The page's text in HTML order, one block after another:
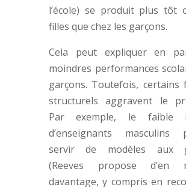
l’école) se produit plus tôt
filles que chez les garçons.
Cela peut expliquer en
moindres performances
garçons. Toutefois, certains
structurels aggravent le
Par exemple, le faible
d’enseignants masculins
servir de modèles aux
(Reeves propose d’en
davantage, y compris en